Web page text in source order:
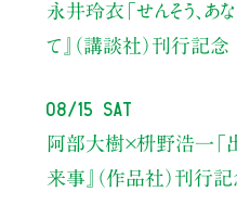
永井玲衣 「せんそう、あ
て』（講談社）刊行記念
08/15 Sat
阿部大樹×枡野浩一
来事』（作品社）刊行